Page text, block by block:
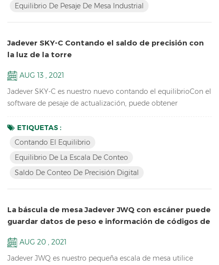
Equilibrio De Pesaje De Mesa Industrial
Jadever SKY-C Contando el saldo de precisión con
la luz de la torre
AUG 13 , 2021
Jadever SKY-C es nuestro nuevo contando el equilibrioCon el
software de pesaje de actualización, puede obtener
Comprobando con la luz de la torre, ideal para Embalaje.
Clave Características: alta resolución interna 1 / 600,000
equilibrioPantalla LCD con verde Retroiluminación baterí...
ETIQUETAS :
Contando El Equilibrio
Equilibrio De La Escala De Conteo
Saldo De Conteo De Precisión Digital
La báscula de mesa Jadever JWQ con escáner puede
guardar datos de peso e información de códigos de
AUG 20 , 2021
Jadever JWQ es nuestro pequeña escala de mesa utilice